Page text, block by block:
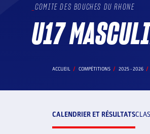
COMITE DES BOUCHES DU RHONE
U17
ACCUEIL COMPÉTITIONS 2025 - 2026
CALENDRIER ET RÉSULTATS